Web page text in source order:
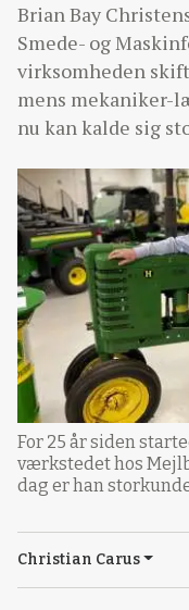
Brian Bay
Smede- og
virksomheden
mens mekaniker-
nu kan kalde sig
For 25 år siden
værkstedet hos
dag er han
Christian Carus